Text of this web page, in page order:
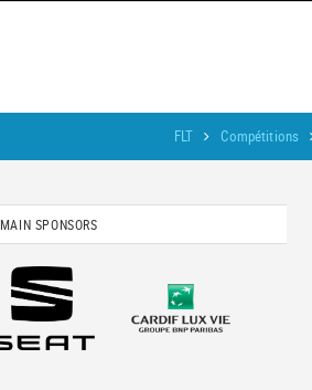
FLT Compétitions
MAIN SPONSORS